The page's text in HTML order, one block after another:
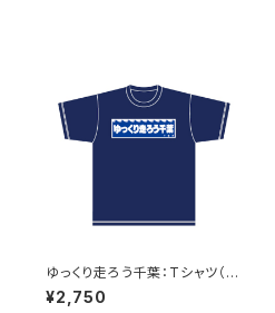
ゆっくり走ろう千葉：Tシャツ（N
aby）A
¥2,750